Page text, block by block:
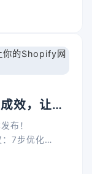
效，让你
布！
7步优化